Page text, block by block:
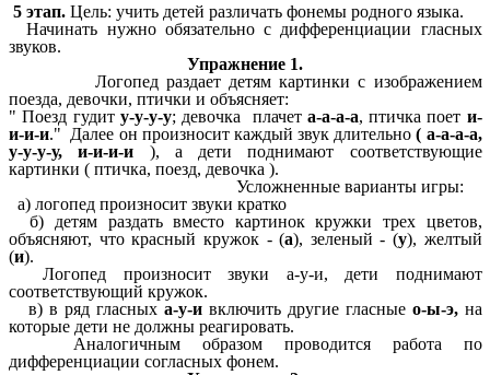
5 этап. Цель: учить детей различать фонемы родного языка.
Начинать нужно обязательно с дифференциации гласных
звуков.
Упражнение 1.
Логопед раздает детям картинки с изображением
поезда, девочки, птички и объясняет:
" Поезд гудит у-у-у-у; девочка плачет а-а-а-а, птичка поет и-
и-и-и." Далее он произносит каждый звук длительно( а-а-а-а,
у-у-у-у, и-и-и-и ), а дети поднимают соответствующие
картинки ( птичка, поезд, девочка ).
Усложненные варианты игры:
а) логопед произносит звуки кратко
б) детям раздать вместо картинок кружки трех цветов,
объясняют, что красный кружок - (а), зеленый - (у), желтый
(и).
Логопед произносит звуки а-у-и, дети поднимают
соответствующий кружок.
в) в ряд гласных а-у-ивключить другие гласные о-ы-э,на
которые дети не должны реагировать.
Аналогичным образом проводится работа по
дифференциации согласных фонем.